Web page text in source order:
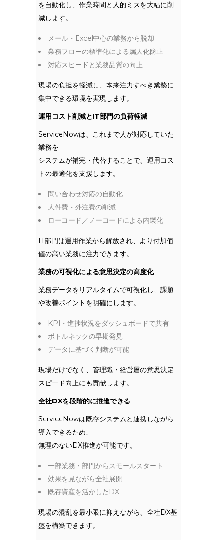
を自動化し、作業時間と人的ミスを大幅に削
減します。
メール・Excel中心の業務から脱却
業務フローの標準化による属人化防止
対応スピードと業務品質の向上
現場の負担を軽減し、本来注力すべき業務に
集中できる環境を実現します。
運用コスト削減とIT部門の負荷軽減
ServiceNowは、これまで人が対応していた
業務を
システムが補完・代替することで、運用コス
トの最適化を支援します。
問い合わせ対応の自動化
人件費・外注費の削減
ローコード／ノーコードによる内製化
IT部門は運用作業から解放され、より付加価
値の高い業務に注力できます。
業務の可視化による意思決定の高度化
業務データをリアルタイムで可視化し、課題
や改善ポイントを明確にします。
KPI・進捗状況をダッシュボードで共有
ボトルネックの早期発見
データに基づく判断が可能
現場だけでなく、管理職・経営層の意思決定
スピード向上にも貢献します。
全社DXを段階的に推進できる
ServiceNowは既存システムと連携しながら
導入できるため、
無理のないDX推進が可能です。
一部業務・部門からスモールスタート
効果を見ながら全社展開
既存資産を活かしたDX
現場の混乱を最小限に抑えながら、全社DX基
盤を構築できます。